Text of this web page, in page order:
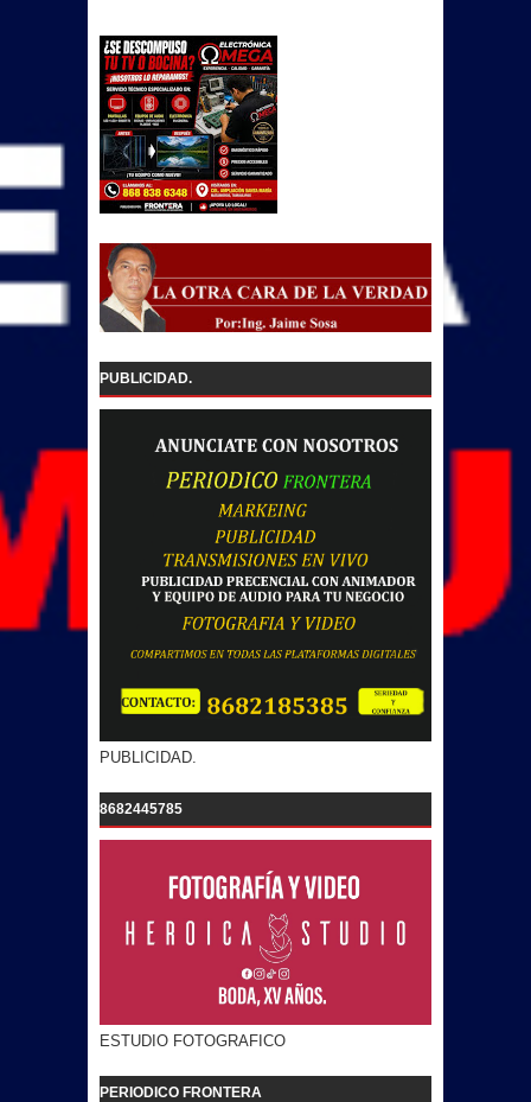
PUBLICIDAD.
PUBLICIDAD.
8682445785
ESTUDIO FOTOGRAFICO
PERIODICO FRONTERA